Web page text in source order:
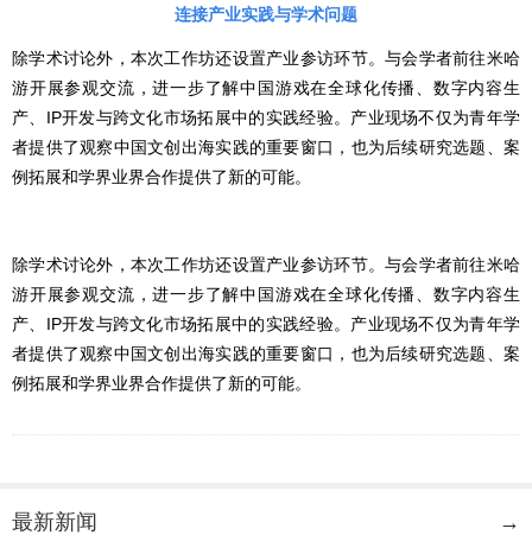
连接产业实践与学术问题
除学术讨论外，本次工作坊还设置产业参访环节。与会学者前往米哈
游开展参观交流，进一步了解中国游戏在全球化传播、数字内容生
产、IP开发与跨文化市场拓展中的实践经验。产业现场不仅为青年学
者提供了观察中国文创出海实践的重要窗口，也为后续研究选题、案
例拓展和学界业界合作提供了新的可能。
除学术讨论外，本次工作坊还设置产业参访环节。与会学者前往米哈
游开展参观交流，进一步了解中国游戏在全球化传播、数字内容生
产、IP开发与跨文化市场拓展中的实践经验。产业现场不仅为青年学
者提供了观察中国文创出海实践的重要窗口，也为后续研究选题、案
例拓展和学界业界合作提供了新的可能。
最新新闻 →